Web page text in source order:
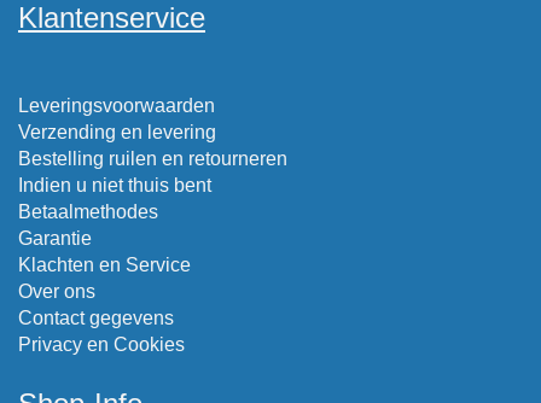
Klantenservice
Leveringsvoorwaarden
Verzending en levering
Bestelling ruilen en retourneren
Indien u niet thuis bent
Betaalmethodes
Garantie
Klachten en Service
Over ons
Contact gegevens
Privacy en Cookies